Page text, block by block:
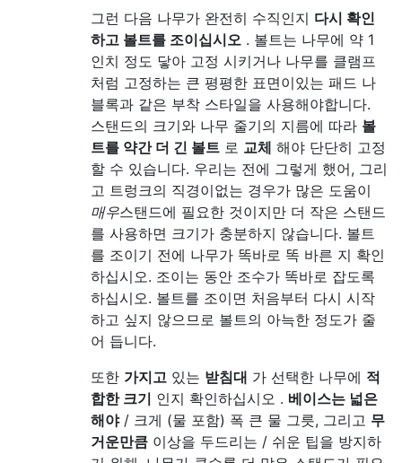
그런 다음 나무가 완전히 수직인지 다시 확인
하고 볼트를 조이십시오 . 볼트는 나무에 약 1
인치 정도 닿아 고정 시키거나 나무를 클램프
처럼 고정하는 큰 평평한 표면이있는 패드 나
블록과 같은 부착 스타일을 사용해야합니다.
스탠드의 크기와 나무 줄기의 지름에 따라 볼
트를 약간 더 긴 볼트 로 교체 해야 단단히 고정
할 수 있습니다. 우리는 전에 그렇게 했어, 그리
고 트렁크의 직경이없는 경우가 많은 도움이
매우스탠드에 필요한 것이지만 더 작은 스탠드
를 사용하면 크기가 충분하지 않습니다. 볼트
를 조이기 전에 나무가 똑바로 똑 바른 지 확인
하십시오. 조이는 동안 조수가 똑바로 잡도록
하십시오. 볼트를 조이면 처음부터 다시 시작
하고 싶지 않으므로 볼트의 아늑한 정도가 줄
어 듭니다.
또한 가지고 있는 받침대 가 선택한 나무에 적
합한 크기 인지 확인하십시오 . 베이스는 넓은
해야/ 크게 (물 포함) 폭 큰 물 그릇, 그리고 무
거운만큼 이상을 두드리는 / 쉬운 팁을 방지하